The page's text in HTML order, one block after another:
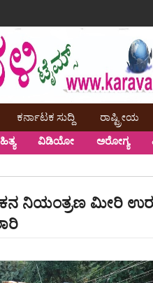
ಕರ್ನಾಟಕ ಸುದ್ದಿ ರಾಷ್ಟ್ರೀಯ
ವಿಡಿಯೋ ಅರೋಗ್ಯ
ನಿಯಂತ್ರಣ ಮೀರಿ